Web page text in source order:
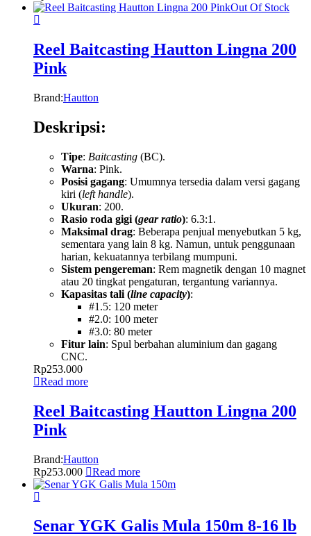
Out Of Stock
Reel Baitcasting Hautton Lingna 200
Pink
Brand:Hautton
Deskripsi:
Tipe: Baitcasting (BC).
Warna: Pink.
Posisi gagang: Umumnya tersedia dalam versi gagang
kiri (left handle).
Ukuran: 200.
Rasio roda gigi (gear ratio): 6.3:1.
Maksimal drag: Beberapa penjual menyebutkan 5 kg,
sementara yang lain 8 kg. Namun, untuk penggunaan
harian, kekuatannya terbilang mumpuni.
Sistem pengereman: Rem magnetik dengan 10 magnet
atau 20 tingkat pengaturan, tergantung variannya.
Kapasitas tali (line capacity):
#1.5: 120 meter
#2.0: 100 meter
#3.0: 80 meter
Fitur lain: Spul berbahan aluminium dan gagang
CNC.
Rp253.000
Read more
Reel Baitcasting Hautton Lingna 200
Pink
Brand:Hautton
Rp253.000 Read more
Senar YGK Galis Mula 150m 8-16 lb